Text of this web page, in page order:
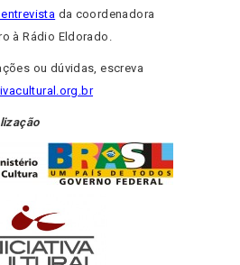
da coordenadora
à Rádio Eldorado.
ou dúvidas, escreva